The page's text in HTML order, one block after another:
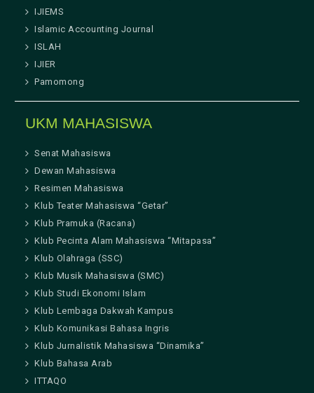
IJIEMS
Islamic Accounting Journal
ISLAH
IJIER
Pamomong
UKM MAHASISWA
Senat Mahasiswa
Dewan Mahasiswa
Resimen Mahasiswa
Klub Teater Mahasiswa “Getar”
Klub Pramuka (Racana)
Klub Pecinta Alam Mahasiswa “Mitapasa”
Klub Olahraga (SSC)
Klub Musik Mahasiswa (SMC)
Klub Studi Ekonomi Islam
Klub Lembaga Dakwah Kampus
Klub Komunikasi Bahasa Ingris
Klub Jurnalistik Mahasiswa “Dinamika”
Klub Bahasa Arab
ITTAQO